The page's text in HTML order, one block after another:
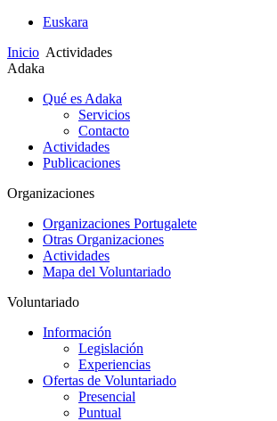
Euskara
Inicio Actividades
Adaka
Qué es Adaka
Servicios
Contacto
Actividades
Publicaciones
Organizaciones
Organizaciones Portugalete
Otras Organizaciones
Actividades
Mapa del Voluntariado
Voluntariado
Información
Legislación
Experiencias
Ofertas de Voluntariado
Presencial
Puntual